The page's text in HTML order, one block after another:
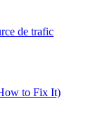
de trafic
to Fix It)